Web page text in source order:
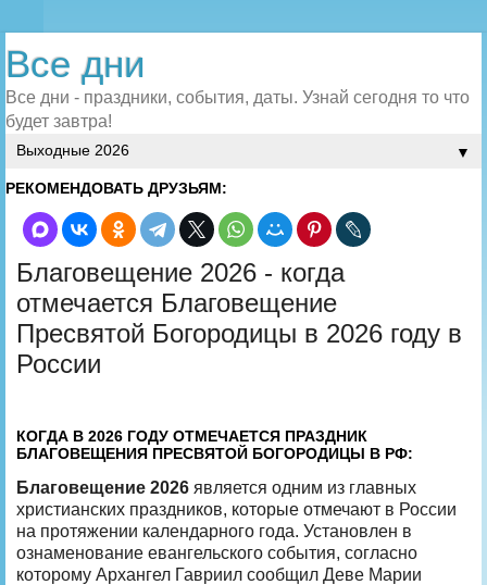
Все дни
Все дни - праздники, события, даты. Узнай сегодня то что
будет завтра!
▼
РЕКОМЕНДОВАТЬ ДРУЗЬЯМ:
Благовещение 2026 - когда
отмечается Благовещение
Пресвятой Богородицы в 2026 году в
России
КОГДА В 2026 ГОДУ ОТМЕЧАЕТСЯ ПРАЗДНИК
БЛАГОВЕЩЕНИЯ ПРЕСВЯТОЙ БОГОРОДИЦЫ В РФ:
Благовещение 2026 является одним из главных
христианских праздников, которые отмечают в России
на протяжении календарного года. Установлен в
ознаменование евангельского события, согласно
которому Архангел Гавриил сообщил Деве Марии